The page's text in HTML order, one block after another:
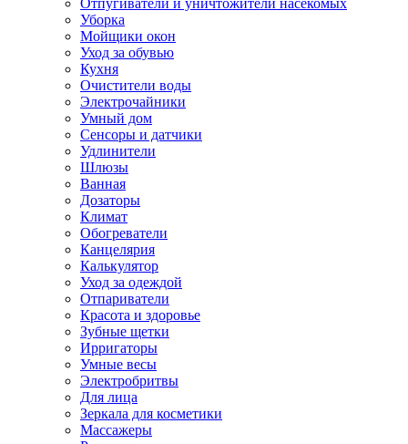
Уборка
Мойщики окон
Уход за обувью
Кухня
Очистители воды
Электрочайники
Умный дом
Сенсоры и датчики
Удлинители
Шлюзы
Ванная
Дозаторы
Климат
Обогреватели
Канцелярия
Калькулятор
Уход за одеждой
Отпариватели
Красота и здоровье
Зубные щетки
Ирригаторы
Умные весы
Электробритвы
Для лица
Зеркала для косметики
Массажеры